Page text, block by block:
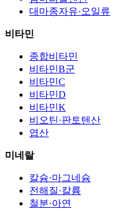
대마종자유·오일류
비타민
종합비타민
비타민B군
비타민C
비타민D
비타민K
비오틴·판토텐산
엽산
미네랄
칼슘·마그네슘
전해질·칼륨
철분·아연